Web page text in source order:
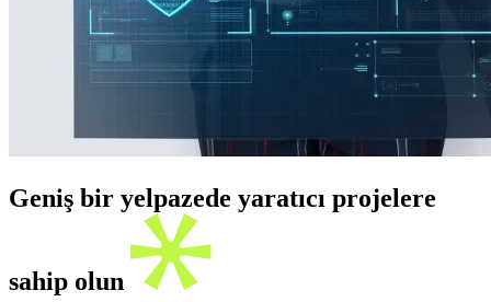
Geniş bir yelpazede yaratıcı projelere
sahip olun